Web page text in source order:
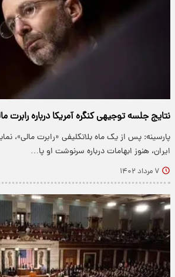
نتایج جلسه توجیهی کنگره آمریکا درباره رابرت
پارسینه: پس از یک ماه بلاتکلیفی «رابرت مالی»،
ایران، هنوز ابهامات درباره سرنوشت او پا…
۷ مرداد ۱۴۰۲